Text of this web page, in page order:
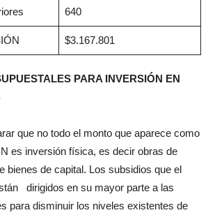
640
$3.167.801
PARA INVERSIÓN EN
que no todo el monto que aparece como
es inversión física, es decir obras de
bienes de capital. Los subsidios que el
dirigidos en su mayor parte a las
para disminuir los niveles existentes de